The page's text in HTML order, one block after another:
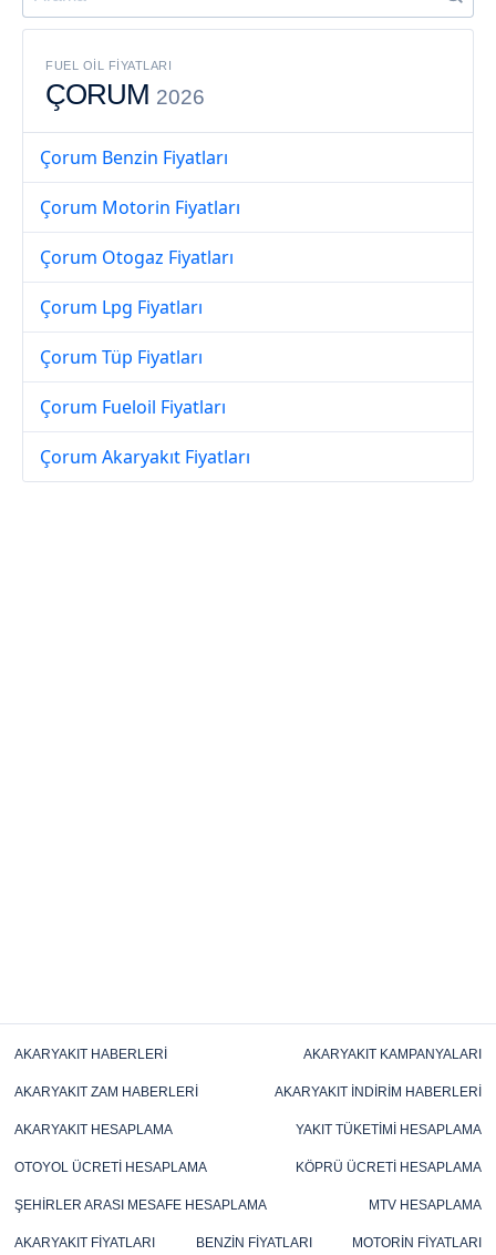
FUEL OIL FIYATLARI
ÇORUM 2026
Çorum Benzin Fiyatları
Çorum Motorin Fiyatları
Çorum Otogaz Fiyatları
Çorum Lpg Fiyatları
Çorum Tüp Fiyatları
Çorum Fueloil Fiyatları
Çorum Akaryakıt Fiyatları
AKARYAKIT HABERLERI AKARYAKIT KAMPANYALARI
AKARYAKIT ZAM HABERLERI AKARYAKIT İNDIRIM HABERLERI
AKARYAKIT HESAPLAMA YAKIT TÜKETIMI HESAPLAMA
OTOYOL ÜCRETI HESAPLAMA KÖPRÜ ÜCRETI HESAPLAMA
ŞEHIRLER ARASI MESAFE HESAPLAMA MTV HESAPLAMA
AKARYAKIT FIYATLARI BENZIN FIYATLARI MOTORIN FIYATLARI